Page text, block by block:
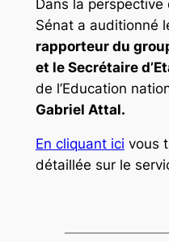
Dans la
Sénat a auditionné
rapporteur du
et le Secrétaire
de l’Education
Gabriel Attal.
En cliquant ici vous
détaillée sur le